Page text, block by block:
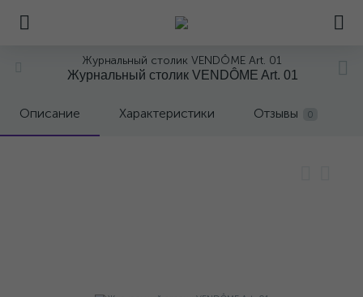
Журнальный столик VENDÔME Art. 01
Журнальный столик VENDÔME Art. 01
Описание Характеристики Отзывы 0